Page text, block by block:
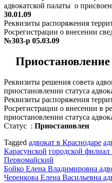
адвокатской палаты о
30.01.09
Реквизиты распоряжения
Росрегистрации о внесении
№303-р 05.03.09
Приостановление
Реквизиты решения совета
приостановлении статуса
Реквизиты распоряжения
Росрегистрации о внесении в
приостановлении статуса
Статус : Приостановлен
Tagged адвокат в Краснодаре
Карасунской городской
Первомайский
Навигация
Бойко Елена Владимировна
Черенкова Елена Васильевна